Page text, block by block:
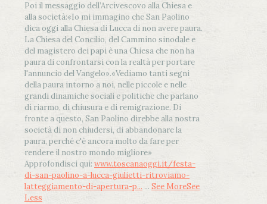
Poi il messaggio dell’Arcivescovo alla Chiesa e
alla società:«Io mi immagino che San Paolino
dica oggi alla Chiesa di Lucca di non avere paura.
La Chiesa del Concilio, del Cammino sinodale e
del magistero dei papi è una Chiesa che non ha
paura di confrontarsi con la realtà per portare
l'annuncio del Vangelo».«Vediamo tanti segni
della paura intorno a noi, nelle piccole e nelle
grandi dinamiche sociali e politiche che parlano
di riarmo, di chiusura e di remigrazione. Di
fronte a questo, San Paolino direbbe alla nostra
società di non chiudersi, di abbandonare la
paura, perché c'è ancora molto da fare per
rendere il nostro mondo migliore»
Approfondisci qui: www.toscanaoggi.it/festa-
di-san-paolino-a-lucca-giulietti-ritroviamo-
latteggiamento-di-apertura-p... ... See MoreSee
Less